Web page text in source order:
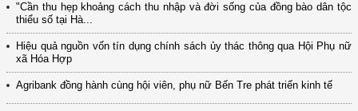
"Cần thu hẹp khoảng cách thu nhập và đời sống của đồng bào dân tộc
thiểu số tại Hà...
Hiệu quả nguồn vốn tín dụng chính sách ủy thác thông qua Hội Phụ nữ
xã Hóa Hợp
Agribank đồng hành cùng hội viên, phụ nữ Bến Tre phát triển kinh tế